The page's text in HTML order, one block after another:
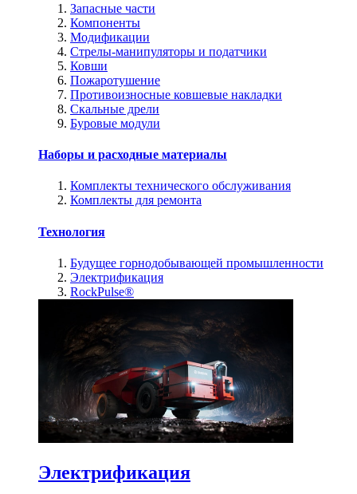
Запасные части
Компоненты
Модификации
Стрелы-манипуляторы и податчики
Ковши
Пожаротушение
Противоизносные ковшевые накладки
Скальные дрели
Буровые модули
Наборы и расходные материалы
Комплекты технического обслуживания
Комплекты для ремонта
Технология
Будущее горнодобывающей промышленности
Электрификация
RockPulse®
Электрификация